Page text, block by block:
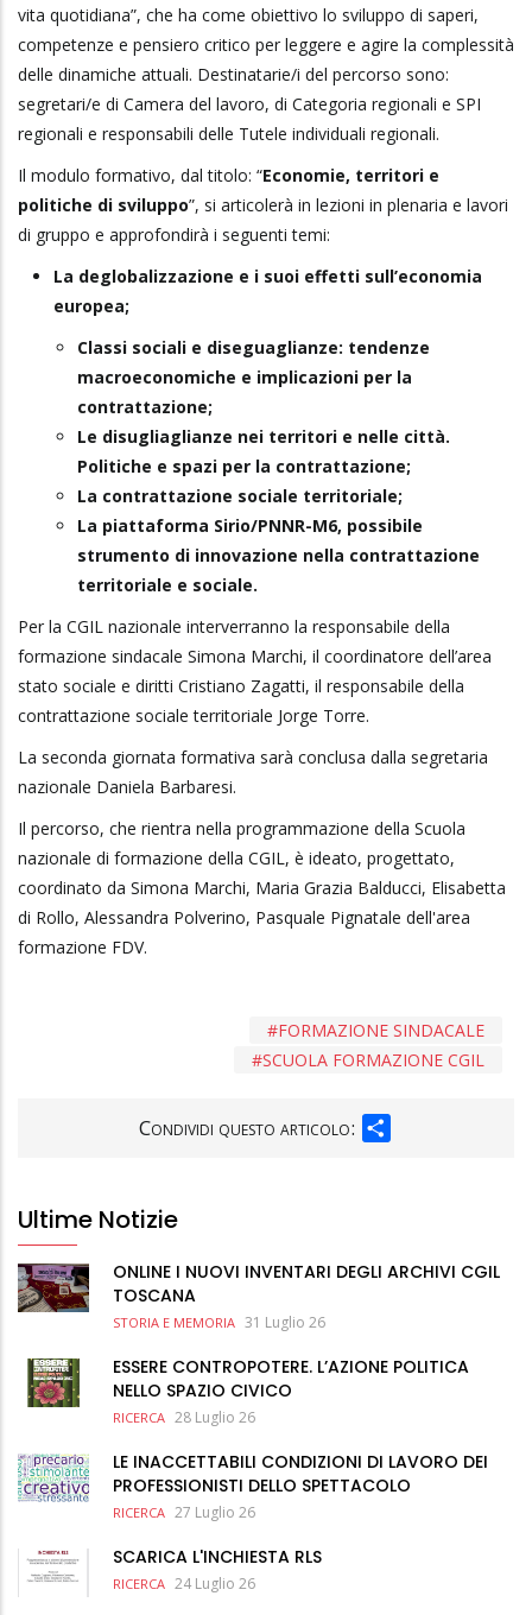
vita quotidiana”, che ha come obiettivo lo sviluppo di saperi,
competenze e pensiero critico per leggere e agire la complessità
delle dinamiche attuali. Destinatarie/i del percorso sono:
segretari/e di Camera del lavoro, di Categoria regionali e SPI
regionali e responsabili delle Tutele individuali regionali.
Il modulo formativo, dal titolo: “Economie, territori e
politiche di sviluppo”, si articolerà in lezioni in plenaria e lavori
di gruppo e approfondirà i seguenti temi:
La deglobalizzazione e i suoi effetti sull’economia
europea;
Classi sociali e diseguaglianze: tendenze
macroeconomiche e implicazioni per la
contrattazione;
Le disugliaglianze nei territori e nelle città.
Politiche e spazi per la contrattazione;
La contrattazione sociale territoriale;
La piattaforma Sirio/PNNR-M6, possibile
strumento di innovazione nella contrattazione
territoriale e sociale.
Per la CGIL nazionale interverranno la responsabile della
formazione sindacale Simona Marchi, il coordinatore dell’area
stato sociale e diritti Cristiano Zagatti, il responsabile della
contrattazione sociale territoriale Jorge Torre.
La seconda giornata formativa sarà conclusa dalla segretaria
nazionale Daniela Barbaresi.
Il percorso, che rientra nella programmazione della Scuola
nazionale di formazione della CGIL, è ideato, progettato,
coordinato da Simona Marchi, Maria Grazia Balducci, Elisabetta
di Rollo, Alessandra Polverino, Pasquale Pignatale dell'area
formazione FDV.
FORMAZIONE SINDACALE
SCUOLA FORMAZIONE CGIL
Condividi questo articolo:
Ultime Notizie
ONLINE I NUOVI INVENTARI DEGLI ARCHIVI CGIL
TOSCANA
STORIA E MEMORIA 31 Luglio 26
ESSERE CONTROPOTERE. L’AZIONE POLITICA
NELLO SPAZIO CIVICO
RICERCA 28 Luglio 26
LE INACCETTABILI CONDIZIONI DI LAVORO DEI
PROFESSIONISTI DELLO SPETTACOLO
RICERCA 27 Luglio 26
SCARICA L'INCHIESTA RLS
RICERCA 24 Luglio 26